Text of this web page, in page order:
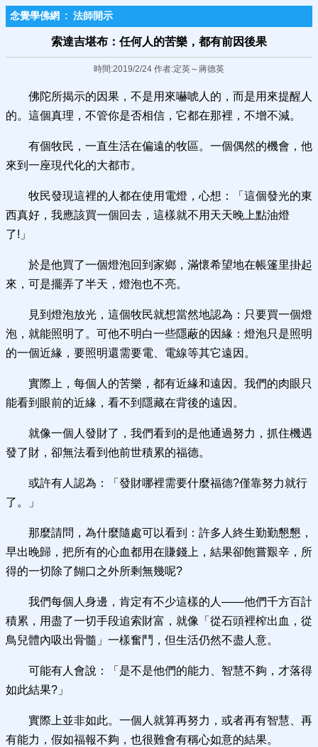
念覺學佛網 : 法師開示
索達吉堪布：任何人的苦樂，都有前因後果
時間:2019/2/24 作者:定英～蔣德英
佛陀所揭示的因果，不是用來嚇唬人的，而是用來提醒人
的。這個真理，不管你是否相信，它都在那裡，不增不減。
有個牧民，一直生活在偏遠的牧區。一個偶然的機會，他
來到一座現代化的大都市。
牧民發現這裡的人都在使用電燈，心想：「這個發光的東
西真好，我應該買一個回去，這樣就不用天天晚上點油燈
了!」
於是他買了一個燈泡回到家鄉，滿懷希望地在帳篷里掛起
來，可是擺弄了半天，燈泡也不亮。
見到燈泡放光，這個牧民就想當然地認為：只要買一個燈
泡，就能照明了。可他不明白一些隱蔽的因緣：燈泡只是照明
的一個近緣，要照明還需要電、電線等其它遠因。
實際上，每個人的苦樂，都有近緣和遠因。我們的肉眼只
能看到眼前的近緣，看不到隱藏在背後的遠因。
就像一個人發財了，我們看到的是他通過努力，抓住機遇
發了財，卻無法看到他前世積累的福德。
或許有人認為：「發財哪裡需要什麼福德?僅靠努力就行
了。」
那麼請問，為什麼隨處可以看到：許多人終生勤勤懇懇，
早出晚歸，把所有的心血都用在賺錢上，結果卻飽嘗艱辛，所
得的一切除了餬口之外所剩無幾呢?
我們每個人身邊，肯定有不少這樣的人——他們千方百計
積累，用盡了一切手段追索財富，就像「從石頭裡榨出血，從
鳥兒體內吸出骨髓」一樣奮鬥，但生活仍然不盡人意。
可能有人會說：「是不是他們的能力、智慧不夠，才落得
如此結果?」
實際上並非如此。一個人就算再努力，或者再有智慧、再
有能力，假如福報不夠，也很難會有稱心如意的結果。